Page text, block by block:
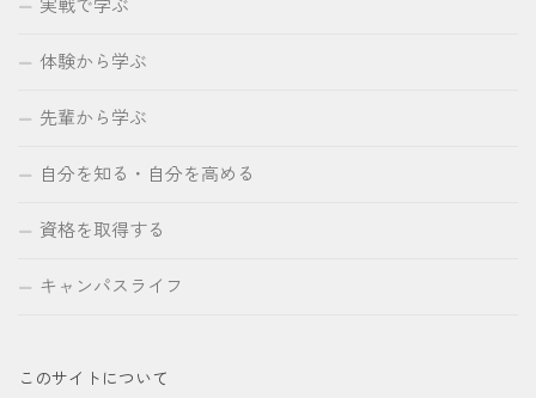
体験から学ぶ
先輩から学ぶ
自分を知る・自分を高める
資格を取得する
キャンパスライフ
このサイトについて